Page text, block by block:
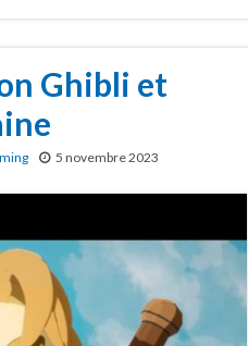
Ghibli et
5 novembre 2023